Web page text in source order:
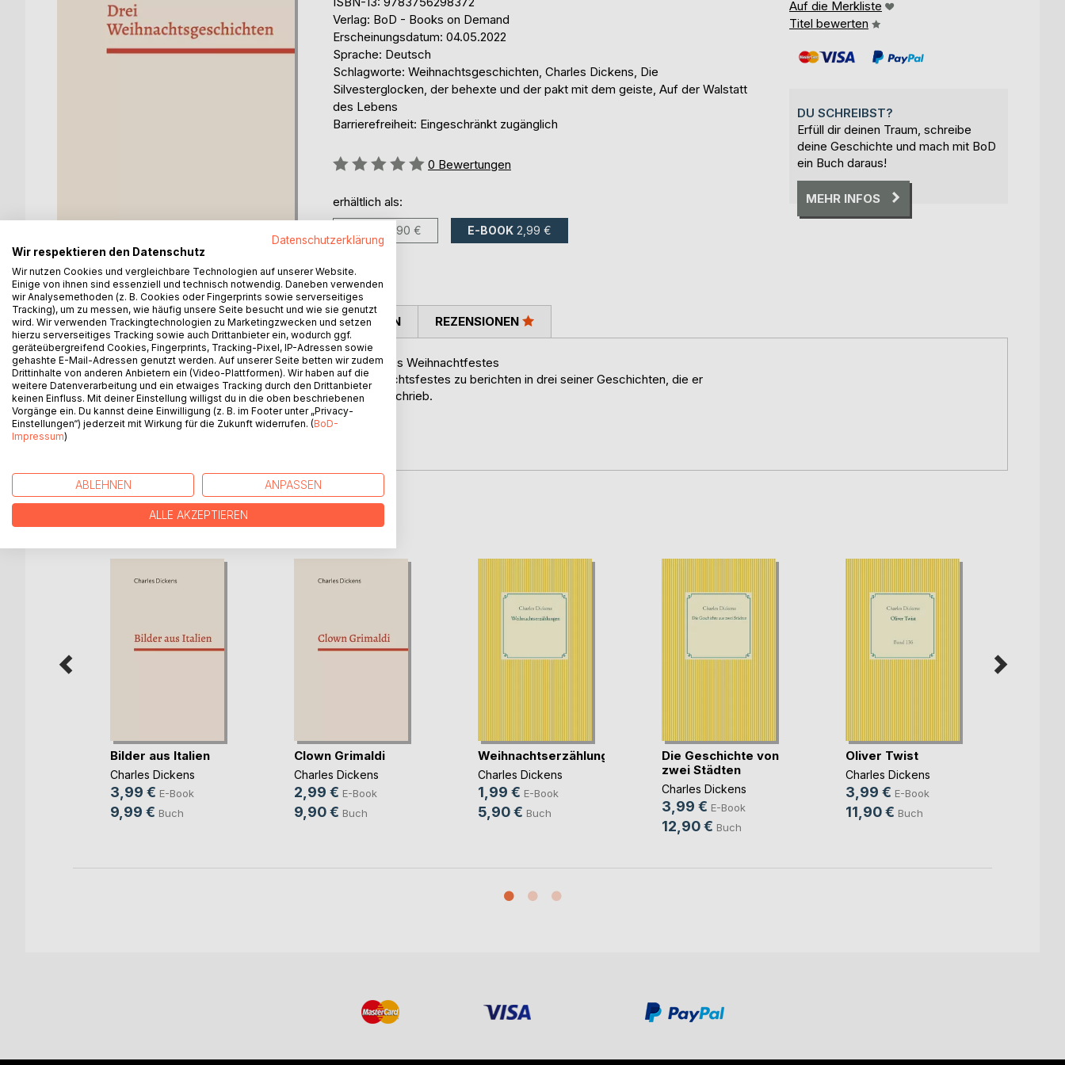
Verlag: BoD - Books on Demand
Erscheinungsdatum: 04.05.2022
Sprache: Deutsch
Schlagworte: Weihnachtsgeschichten, Charles Dickens, Die
Silvesterglocken, der behexte und der pakt mit dem geiste, Auf der Walstatt
des Lebens
Barrierefreiheit: Eingeschränkt zugänglich
Bewertung::
0 Bewertungen
erhältlich als:
9,90 € E-BOOK 2,99 €
Auf die Merkliste
Titel bewerten
DU SCHREIBST?
Erfüll dir deinen Traum, schreibe
deine Geschichte und mach mit BoD
ein Buch daraus!
MEHR INFOS
BESCHREIBUNG
Drei Weihnachtsgeschichten erzählen von dem Zauber des Weihnachtfestes
Dem Meistererzähler gelingt es, vom Zauber des Weihnachtsfestes zu berichten in drei seiner Geschichten, die er
zu den Weihnachtsfesten der Jahre 1844, 1846 und 1848 schrieb.
Der Behexte und der Pakt mit dem Geiste
Die Silvesterglocken
AUTOR/IN PRESSESTIMMEN REZENSIONEN
WEITERE TITEL BEIBoD
Bilder aus Italien
Charles Dickens
3,99 € E-Book
9,99 € Buch
Clown Grimaldi
Charles Dickens
2,99 € E-Book
9,90 € Buch
Weihnachtserzählungen
Charles Dickens
1,99 € E-Book
5,90 € Buch
Die Geschichte von
zwei Städten
Charles Dickens
3,99 € E-Book
12,90 € Buch
Oliver Twist
Charles Dickens
3,99 € E-Book
11,90 € Buch
Datenschutzerklärung
Wir respektieren den Datenschutz
Wir nutzen Cookies und vergleichbare Technologien auf unserer Website.
Einige von ihnen sind essenziell und technisch notwendig. Daneben verwenden
wir Analysemethoden (z. B. Cookies oder Fingerprints sowie serverseitiges
Tracking), um zu messen, wie häufig unsere Seite besucht und wie sie genutzt
wird. Wir verwenden Trackingtechnologien zu Marketingzwecken und setzen
hierzu serverseitiges Tracking sowie auch Drittanbieter ein, wodurch ggf.
geräteübergreifend Cookies, Fingerprints, Tracking-Pixel, IP-Adressen sowie
gehashte E-Mail-Adressen genutzt werden. Auf unserer Seite betten wir zudem
Drittinhalte von anderen Anbietern ein (Video-Plattformen). Wir haben auf die
weitere Datenverarbeitung und ein etwaiges Tracking durch den Drittanbieter
keinen Einfluss. Mit deiner Einstellung willigst du in die oben beschriebenen
Vorgänge ein. Du kannst deine Einwilligung (z. B. im Footer unter „Privacy-
Einstellungen“) jederzeit mit Wirkung für die Zukunft widerrufen. (BoD-
Impressum)
ABLEHNEN ANPASSEN
ALLE AKZEPTIEREN